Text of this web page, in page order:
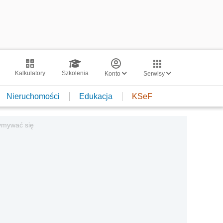
Kalkulatory Szkolenia Konto Serwisy
Nieruchomości Edukacja KSeF
się